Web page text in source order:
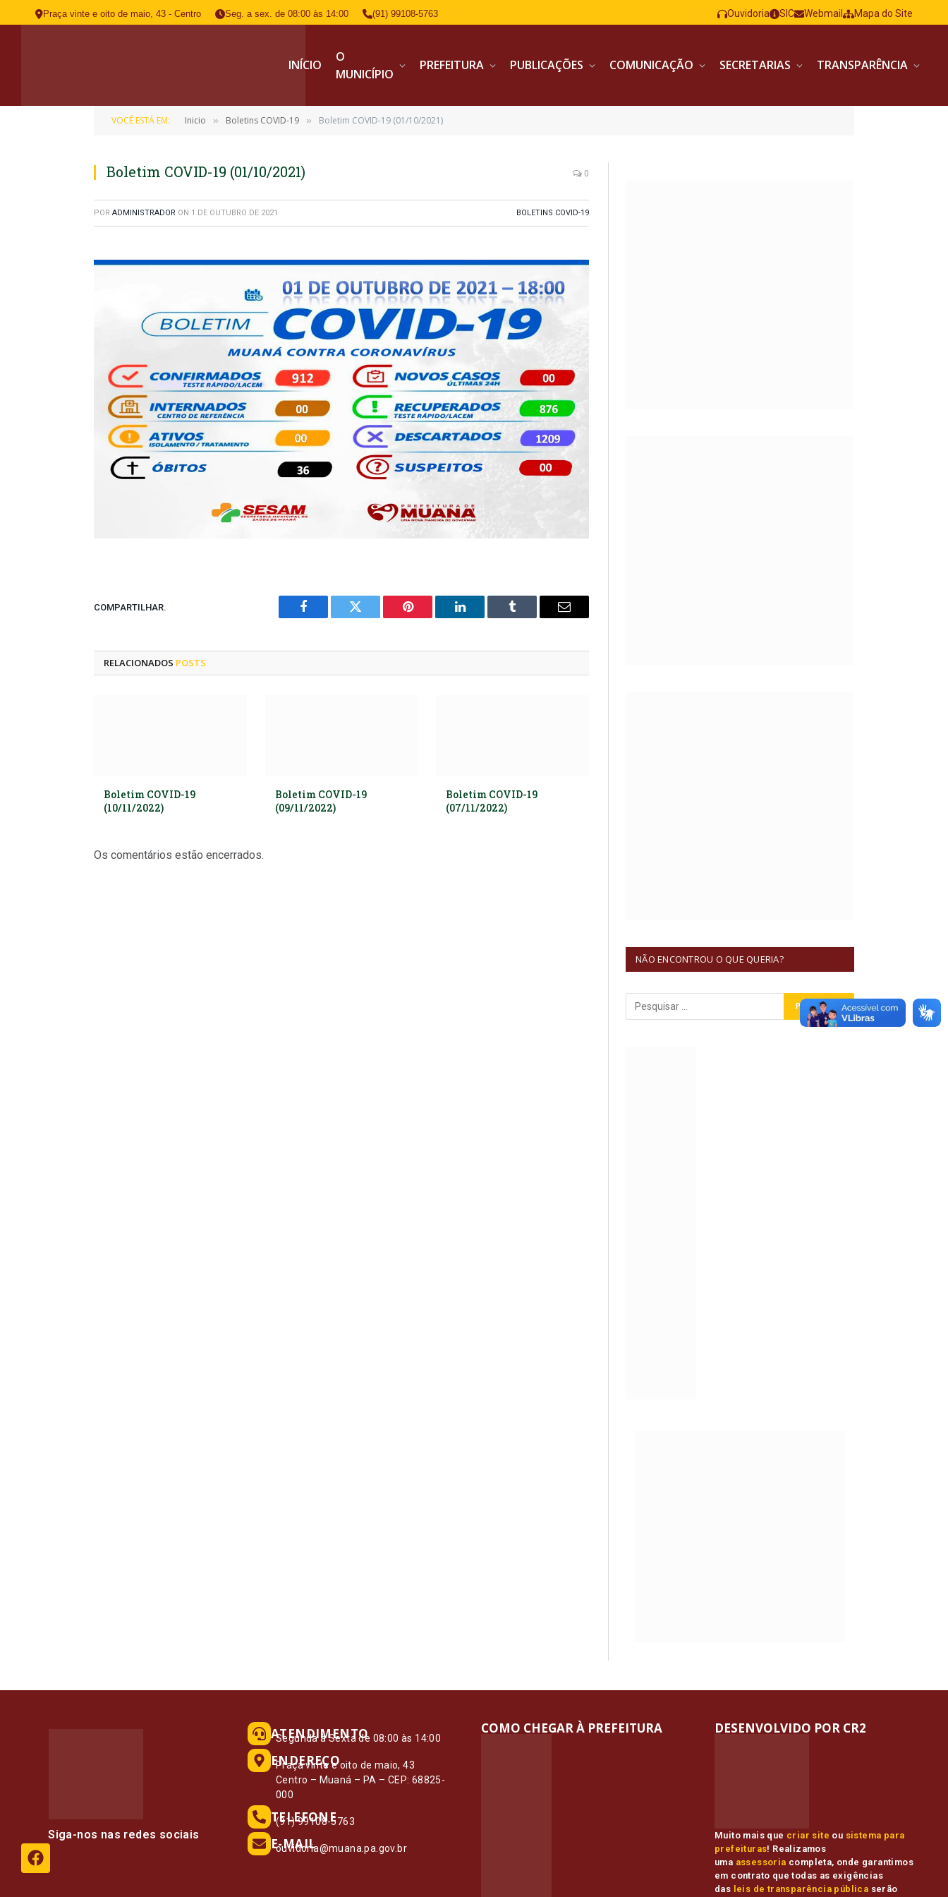
Praça vinte e oito de maio, 43 - Centro Seg. a sex. de 08:00 às 14:00 (91) 99108-5763 Ouvidoria SIC Webmail Mapa do Site
INÍCIO
O
MUNICÍPIO
PREFEITURA PUBLICAÇÕES COMUNICAÇÃO SECRETARIAS TRANSPARÊNCIA
VOCÊ ESTÁ EM: Inicio » Boletins COVID-19 » Boletim COVID-19 (01/10/2021)
Boletim COVID-19 (01/10/2021) 0
POR ADMINISTRADOR ON 1 DE OUTUBRO DE 2021 BOLETINS COVID-19
COMPARTILHAR.
Facebook Twitter Pinterest LinkedIn Tumblr
E-
RELACIONADOS POSTS
Boletim COVID-19
(10/11/2022)
Boletim COVID-19
(09/11/2022)
Boletim COVID-19
(07/11/2022)
Os comentários estão encerrados.
NÃO ENCONTROU O QUE QUERIA?
Siga-nos nas redes sociais
ATENDIMENTO
Segunda à Sexta de 08:00 às 14:00
ENDEREÇO
Praça vinte e oito de maio, 43
Centro – Muaná – PA – CEP: 68825-
000
TELEFONE
(91) 99108-5763
E-MAIL
ouvidoria@muana.pa.gov.br
COMO CHEGAR À PREFEITURA
Muito mais que criar site ou sistema para
prefeituras! Realizamos
uma assessoria completa, onde garantimos
em contrato que todas as exigências
das leis de transparência pública serão
DESENVOLVIDO POR CR2